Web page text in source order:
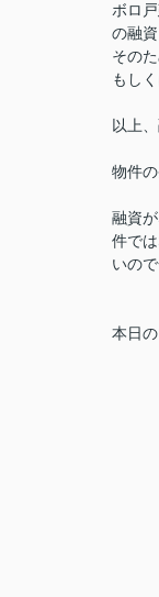
ボロ
の融
その
もし
以上
物件
融資
件で
いの
本日